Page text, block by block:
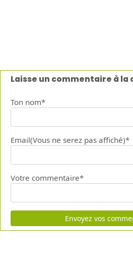
Laisse un commentaire à la
Ton nom*
Email(Vous ne serez pas affiché)*
Votre commentaire*
Envoyez vos